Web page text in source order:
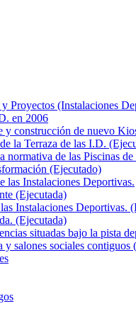
Proyectos (Instalaciones
en 2006
y construcción de nuevo
la Terraza de las I.D.
normativa de las Piscinas
(Ejecutado)
las Instalaciones Deportivas.
(Ejecutada)
Instalaciones Deportivas.
(Ejecutada)
situadas bajo la pista
salones sociales contiguos